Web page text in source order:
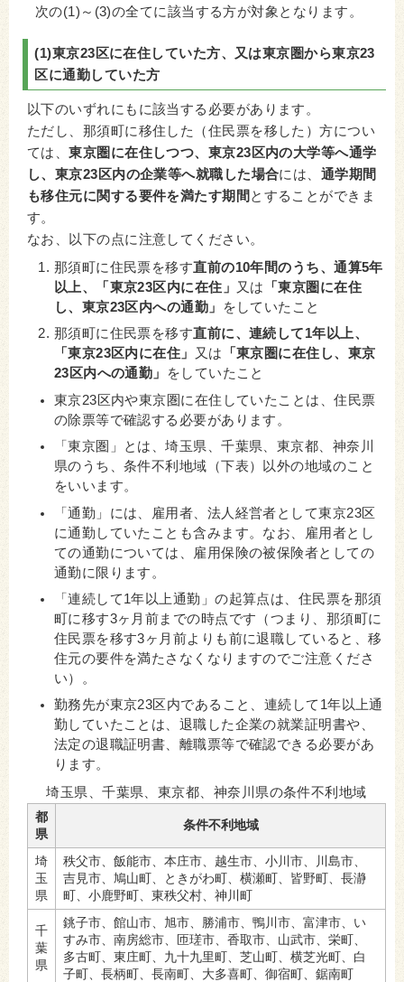
次の(1)～(3)の全てに該当する方が対象となります。
(1)東京23区に在住していた方、又は東京圏から東京23
区に通勤していた方
以下のいずれにもに該当する必要があります。
ただし、那須町に移住した（住民票を移した）方につい
ては、東京圏に在住しつつ、東京23区内の大学等へ通学
し、東京23区内の企業等へ就職した場合には、 通学期間
も移住元に関する要件を満たす期間 とすることができま
す。
なお、以下の点に注意してください。
那須町に住民票を移す直前の10年間のうち、通算5年
以上、「東京23区内に在住」
又は
「東京圏に在住
し、東京23区内への通勤」
をしていたこと
那須町に住民票を移す直前に、連続して1年以上、
「東京23区内に在住」
又は 「東京圏に在住し、東京
23区内への通勤」
をしていたこと
東京23区内や東京圏に在住していたことは、住民票
の除票等で確認する必要があります。
「東京圏」とは、埼玉県、千葉県、東京都、神奈川
県のうち、条件不利地域（下表）以外の地域のこと
をいいます。
「通勤」には、雇用者、法人経営者として東京23区
に通勤していたことも含みます。なお、雇用者とし
ての通勤については、雇用保険の被保険者としての
通勤に限ります。
「連続して1年以上通勤」の起算点は、住民票を那須
町に移す3ヶ月前までの時点です（つまり、那須町に
住民票を移す3ヶ月前よりも前に退職していると、移
住元の要件を満たさなくなりますのでご注意くださ
い）。
勤務先が東京23区内であること、連続して1年以上通
勤していたことは、退職した企業の就業証明書や、
法定の退職証明書、離職票等で確認できる必要があ
ります。
埼玉県、千葉県、東京都、神奈川県の条件不利地域
都
県
条件不利地域
埼
玉
県
秩父市、飯能市、本庄市、越生市、小川市、川島市、
吉見市、鳩山町、ときがわ町、横瀬町、皆野町、長瀞
町、小鹿野町、東秩父村、神川町
千
葉
県
銚子市、館山市、旭市、勝浦市、鴨川市、富津市、い
すみ市、南房総市、匝瑳市、香取市、山武市、栄町、
多古町、東庄町、九十九里町、芝山町、横芝光町、白
子町、長柄町、長南町、大多喜町、御宿町、鋸南町